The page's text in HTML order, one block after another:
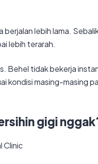
lebih lama.
lebih terarah.
Behel tidak bekerja
kondisi masing-masing
gigi